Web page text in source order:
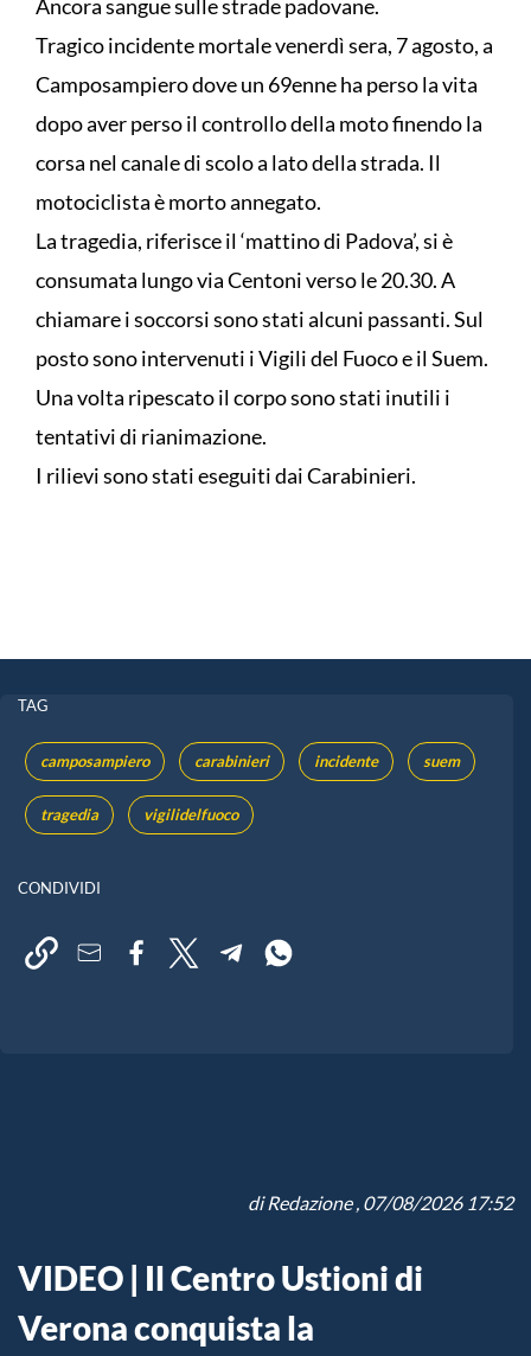
Ancora sangue sulle strade padovane.
Tragico incidente mortale venerdì sera, 7 agosto, a
Camposampiero dove un 69enne ha perso la vita
dopo aver perso il controllo della moto finendo la
corsa nel canale di scolo a lato della strada. Il
motociclista è morto annegato.
La tragedia, riferisce il ‘mattino di Padova’, si è
consumata lungo via Centoni verso le 20.30. A
chiamare i soccorsi sono stati alcuni passanti. Sul
posto sono intervenuti i Vigili del Fuoco e il Suem.
Una volta ripescato il corpo sono stati inutili i
tentativi di rianimazione.
I rilievi sono stati eseguiti dai Carabinieri.
TAG
camposampiero carabinieri incidente suem
tragedia vigilidelfuoco
CONDIVIDI
diRedazione, 07/08/2026 17:52
VIDEO | Il Centro Ustioni di
Verona conquista la